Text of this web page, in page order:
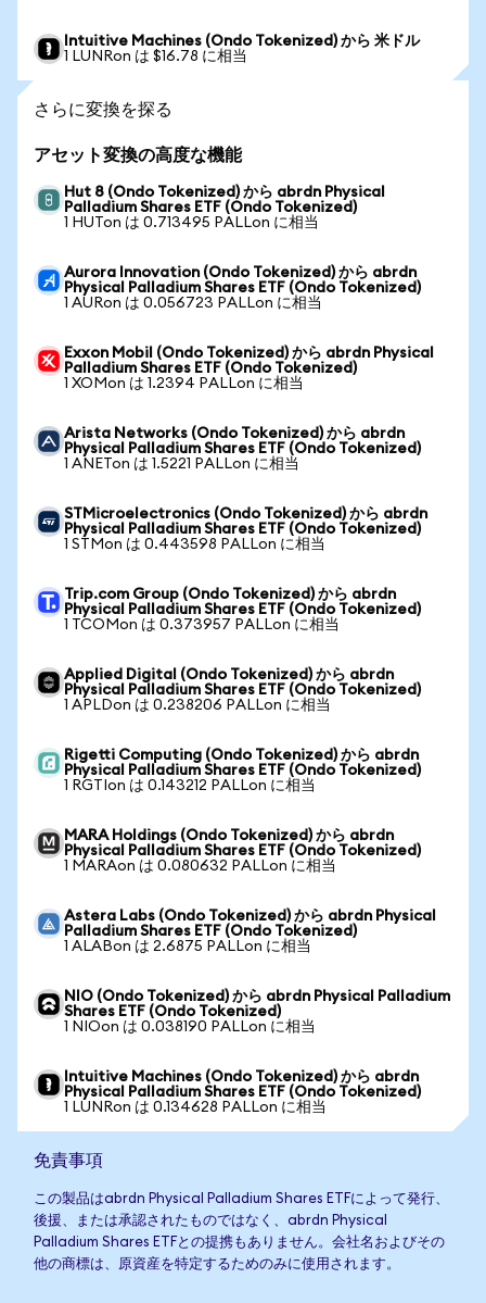
Intuitive Machines (Ondo Tokenized) から 米ドル
1 LUNRon は $16.78 に相当
さらに変換を探る
アセット変換の高度な機能
Hut 8 (Ondo Tokenized) から abrdn Physical
Palladium Shares ETF (Ondo Tokenized)
1 HUTon は 0.713495 PALLon に相当
Aurora Innovation (Ondo Tokenized) から abrdn
Physical Palladium Shares ETF (Ondo Tokenized)
1 AURon は 0.056723 PALLon に相当
Exxon Mobil (Ondo Tokenized) から abrdn Physical
Palladium Shares ETF (Ondo Tokenized)
1 XOMon は 1.2394 PALLon に相当
Arista Networks (Ondo Tokenized) から abrdn
Physical Palladium Shares ETF (Ondo Tokenized)
1 ANETon は 1.5221 PALLon に相当
STMicroelectronics (Ondo Tokenized) から abrdn
Physical Palladium Shares ETF (Ondo Tokenized)
1 STMon は 0.443598 PALLon に相当
Trip.com Group (Ondo Tokenized) から abrdn
Physical Palladium Shares ETF (Ondo Tokenized)
1 TCOMon は 0.373957 PALLon に相当
Applied Digital (Ondo Tokenized) から abrdn
Physical Palladium Shares ETF (Ondo Tokenized)
1 APLDon は 0.238206 PALLon に相当
Rigetti Computing (Ondo Tokenized) から abrdn
Physical Palladium Shares ETF (Ondo Tokenized)
1 RGTIon は 0.143212 PALLon に相当
MARA Holdings (Ondo Tokenized) から abrdn
Physical Palladium Shares ETF (Ondo Tokenized)
1 MARAon は 0.080632 PALLon に相当
Astera Labs (Ondo Tokenized) から abrdn Physical
Palladium Shares ETF (Ondo Tokenized)
1 ALABon は 2.6875 PALLon に相当
NIO (Ondo Tokenized) から abrdn Physical Palladium
Shares ETF (Ondo Tokenized)
1 NIOon は 0.038190 PALLon に相当
Intuitive Machines (Ondo Tokenized) から abrdn
Physical Palladium Shares ETF (Ondo Tokenized)
1 LUNRon は 0.134628 PALLon に相当
免責事項
この製品はabrdn Physical Palladium Shares ETFによって発行、
後援、または承認されたものではなく、abrdn Physical
Palladium Shares ETFとの提携もありません。会社名およびその
他の商標は、原資産を特定するためのみに使用されます。